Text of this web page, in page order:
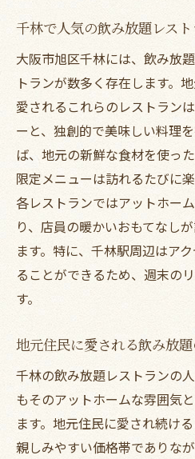
食材にこだわるシェ
地元産ワインと料理
ヘルシー志向の方に
飲み放題をさらに楽
アットホームな雰囲気
ン特集
家庭的な雰囲気を大
リラックスできるイ
親しみやすいスタッ
アットホームなイベ
初めての来店でも安
家族や友人と過ごす心
林の飲み放題スポット
千林で人気の飲み放題レス
大阪市旭区千林には、飲み放
トランが数多く存在します。
愛されるこれらのレストラン
ーと、独創的で美味しい料理
ば、地元の新鮮な食材を使っ
限定メニューは訪れるたびに
各レストランではアットホー
り、店員の暖かいおもてなし
ます。特に、千林駅周辺はア
ることができるため、週末の
す。
地元住民に愛される飲み放
千林の飲み放題レストランの
もそのアットホームな雰囲気
ます。地元住民に愛され続け
親しみやすい価格帯でありな